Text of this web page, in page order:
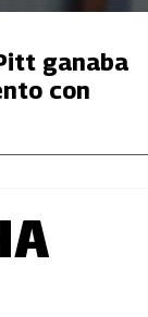
ganaba
con